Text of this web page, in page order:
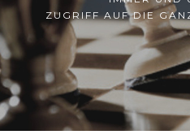
ZUGRIFF AUF DIE